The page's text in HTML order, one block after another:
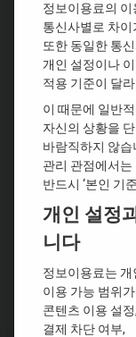
정보이용료의
통신사별로 차이
또한 동일한 통
개인 설정이나
적용 기준이 달
이 때문에 일반
자신의 상황을
바람직하지 않습
관리 관점에서는
반드시 ‘본인 기
개인 설정
니다
정보이용료는
이용 가능 범위
콘텐츠 이용 설정,
결제 차단 여부,